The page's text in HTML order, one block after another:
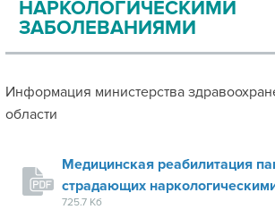
НАРКОЛОГИЧЕСКИМИ
ЗАБОЛЕВАНИЯМИ
Информация министерства
области
Медицинская реабилитация
страдающих
725.7 Кб